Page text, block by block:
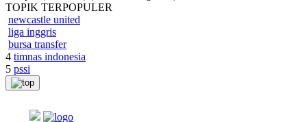
TOPIK TERPOPULER
newcastle united
liga inggris
bursa transfer
4 timnas indonesia
5 pssi